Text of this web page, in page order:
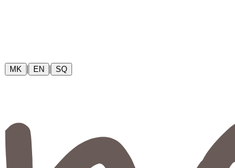
MK | EN | SQ